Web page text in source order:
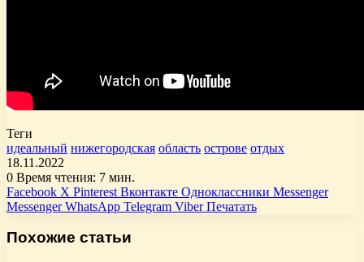
Теги
идеальный нижегородская область острове отдых
18.11.2022
0 Время чтения: 7 мин.
Facebook X Pinterest Вконтакте Одноклассники Messenger
Messenger WhatsApp Telegram Viber Печатать
Похожие статьи